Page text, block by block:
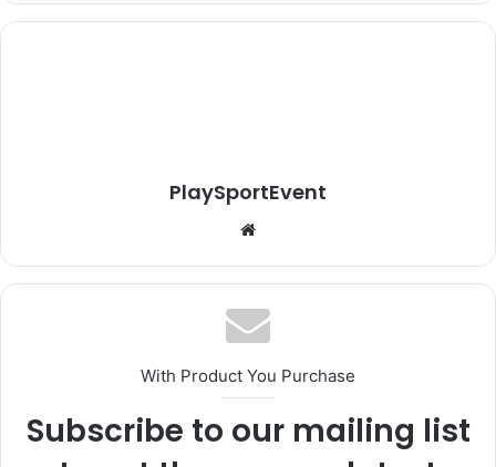
PlaySportEvent
With Product You Purchase
Subscribe to our mailing list